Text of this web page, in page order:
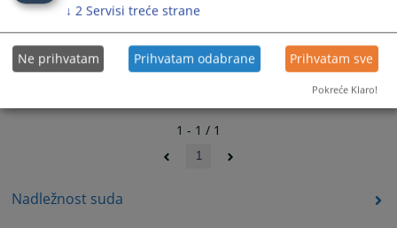
Nadležnost suda
1 - 1 / 1
1
↓ 2 Servisi treće strane
Ne prihvatam Prihvatam odabrane Prihvatam sve
Pokreće Klaro!